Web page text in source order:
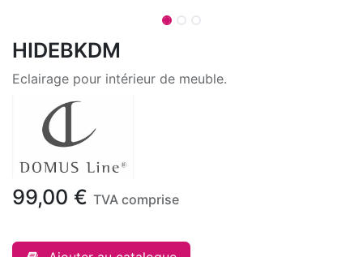
HIDEBKDM
Eclairage pour intérieur de meuble.
99,00 € TVA comprise